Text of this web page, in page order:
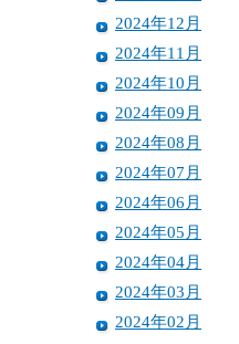
2024年12月
2024年11月
2024年10月
2024年09月
2024年08月
2024年07月
2024年06月
2024年05月
2024年04月
2024年03月
2024年02月